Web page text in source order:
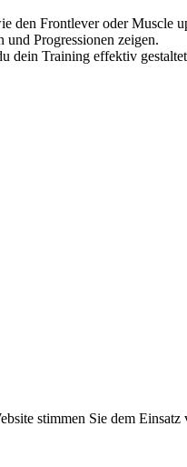
Frontlever oder Muscle
Progressionen zeigen.
dein Training effektiv
stimmen Sie dem